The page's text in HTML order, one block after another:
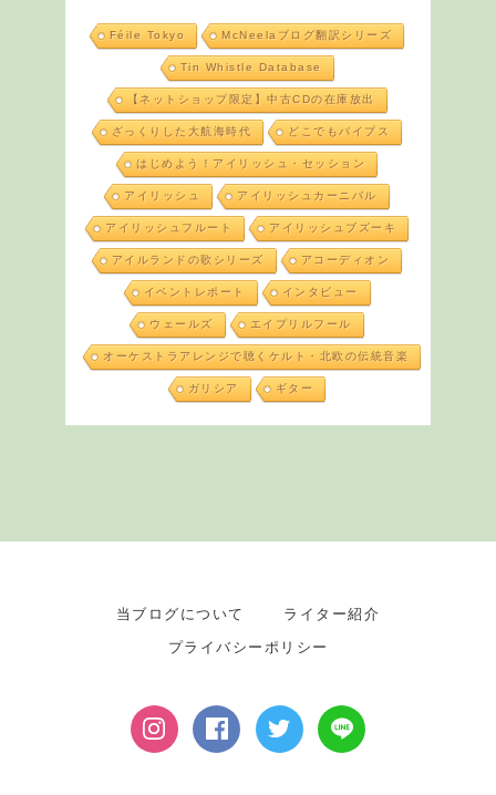
Féile Tokyo McNeelaブログ翻訳シリーズ
Tin Whistle Database
【ネットショップ限定】中古CDの在庫放出
ざっくりした大航海時代 どこでもパイプス
はじめよう！アイリッシュ・セッション
アイリッシュ アイリッシュカーニバル
アイリッシュフルート アイリッシュブズーキ
アイルランドの歌シリーズ アコーディオン
イベントレポート インタビュー
ウェールズ エイプリルフール
オーケストラアレンジで聴くケルト・北欧の伝統音楽
ガリシア ギター
当ブログについて
ライター紹介
プライバシーポリシー